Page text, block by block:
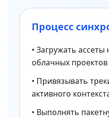
Процесс
• Загружать
облачных
• Привязывать
активного
• Выполнять